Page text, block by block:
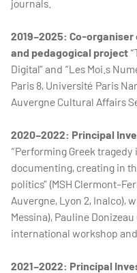
journals.
2019–2025: Co-
and pedagogical project
Digital” and “Les Moi.s
Paris 8, Université Paris
Auvergne Cultural Affairs
2020–2022: Principal
“Performing Greek
documenting, creating in
politics” (MSH Clermont-
Auvergne, Lyon 2, Inalco),
Messina), Pauline
international workshop
2021–2022: Principal